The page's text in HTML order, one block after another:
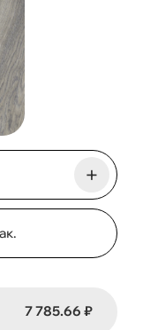
+
7 785.66 ₽